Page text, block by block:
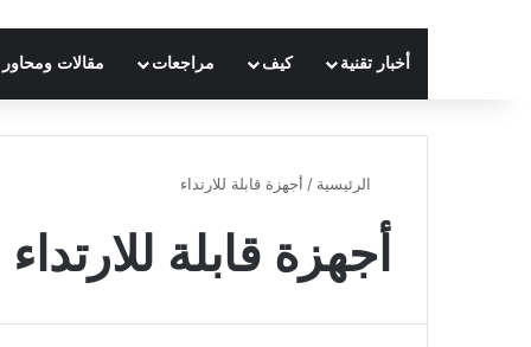
أخبار تقنية كيف مراجعات مقالات ومحاور
الرئيسية / أجهزة قابلة للارتداء
أجهزة قابلة للارتداء